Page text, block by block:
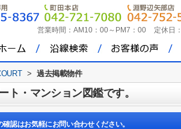
営業時間： AM10：00～PM7：00 定休日：
> 過去掲載物件
・マンション図鑑です。
確認はお気軽にお問い合わせください。